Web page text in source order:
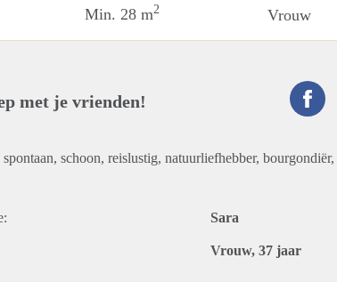
Min. 28 m2 Vrouw
met je vrienden!
schoon, reislustig, natuurliefhebber,
Sara
Vrouw, 37 jaar